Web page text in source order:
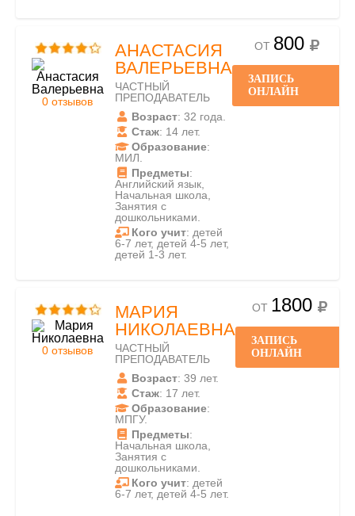
0 отзывов
АНАСТАСИЯ
ВАЛЕРЬЕВНА
ЧАСТНЫЙ
ПРЕПОДАВАТЕЛЬ
Возраст: 32 года.
Стаж: 14 лет.
Образование:
МИЛ.
Предметы:
Английский язык,
Начальная школа,
Занятия с
дошкольниками.
Кого учит: детей
6-7 лет, детей 4-5 лет,
детей 1-3 лет.
ОТ 800
ЗАПИСЬ
ОНЛАЙН
0 отзывов
МАРИЯ
НИКОЛАЕВНА
ЧАСТНЫЙ
ПРЕПОДАВАТЕЛЬ
Возраст: 39 лет.
Стаж: 17 лет.
Образование:
МПГУ.
Предметы:
Начальная школа,
Занятия с
дошкольниками.
Кого учит: детей
6-7 лет, детей 4-5 лет.
ОТ 1800
ЗАПИСЬ
ОНЛАЙН